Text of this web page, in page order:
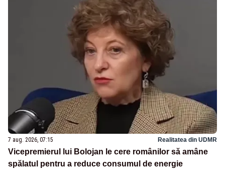
7 aug. 2026, 07:15 Realitatea din UDMR
Vicepremierul lui Bolojan le cere românilor să amâne
spălatul pentru a reduce consumul de energie